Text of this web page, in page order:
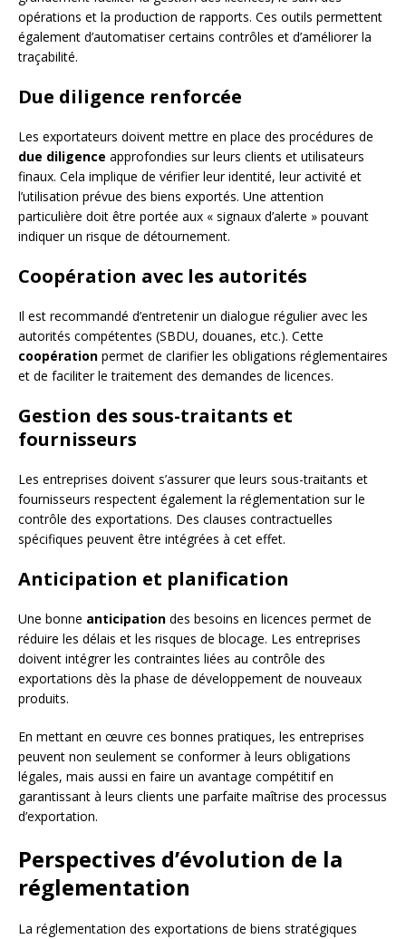
opérations et la production de rapports. Ces outils permettent
également d’automatiser certains contrôles et d’améliorer la
traçabilité.
Due diligence renforcée
Les exportateurs doivent mettre en place des procédures de
due diligence approfondies sur leurs clients et utilisateurs
finaux. Cela implique de vérifier leur identité, leur activité et
l’utilisation prévue des biens exportés. Une attention
particulière doit être portée aux « signaux d’alerte » pouvant
indiquer un risque de détournement.
Coopération avec les autorités
Il est recommandé d’entretenir un dialogue régulier avec les
autorités compétentes (SBDU, douanes, etc.). Cette
coopération permet de clarifier les obligations réglementaires
et de faciliter le traitement des demandes de licences.
Gestion des sous-traitants et
fournisseurs
Les entreprises doivent s’assurer que leurs sous-traitants et
fournisseurs respectent également la réglementation sur le
contrôle des exportations. Des clauses contractuelles
spécifiques peuvent être intégrées à cet effet.
Anticipation et planification
Une bonne anticipation des besoins en licences permet de
réduire les délais et les risques de blocage. Les entreprises
doivent intégrer les contraintes liées au contrôle des
exportations dès la phase de développement de nouveaux
produits.
En mettant en œuvre ces bonnes pratiques, les entreprises
peuvent non seulement se conformer à leurs obligations
légales, mais aussi en faire un avantage compétitif en
garantissant à leurs clients une parfaite maîtrise des processus
d’exportation.
Perspectives d’évolution de la
réglementation
La réglementation des exportations de biens stratégiques